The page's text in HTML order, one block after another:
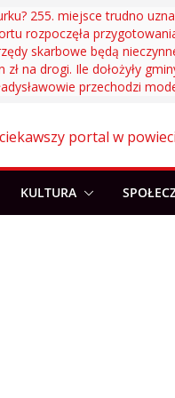
255. miejsce trudno
rozpoczęła
skarbowe będą
zł na drogi. Ile dołożyły
przechodzi
portal w
KULTURA